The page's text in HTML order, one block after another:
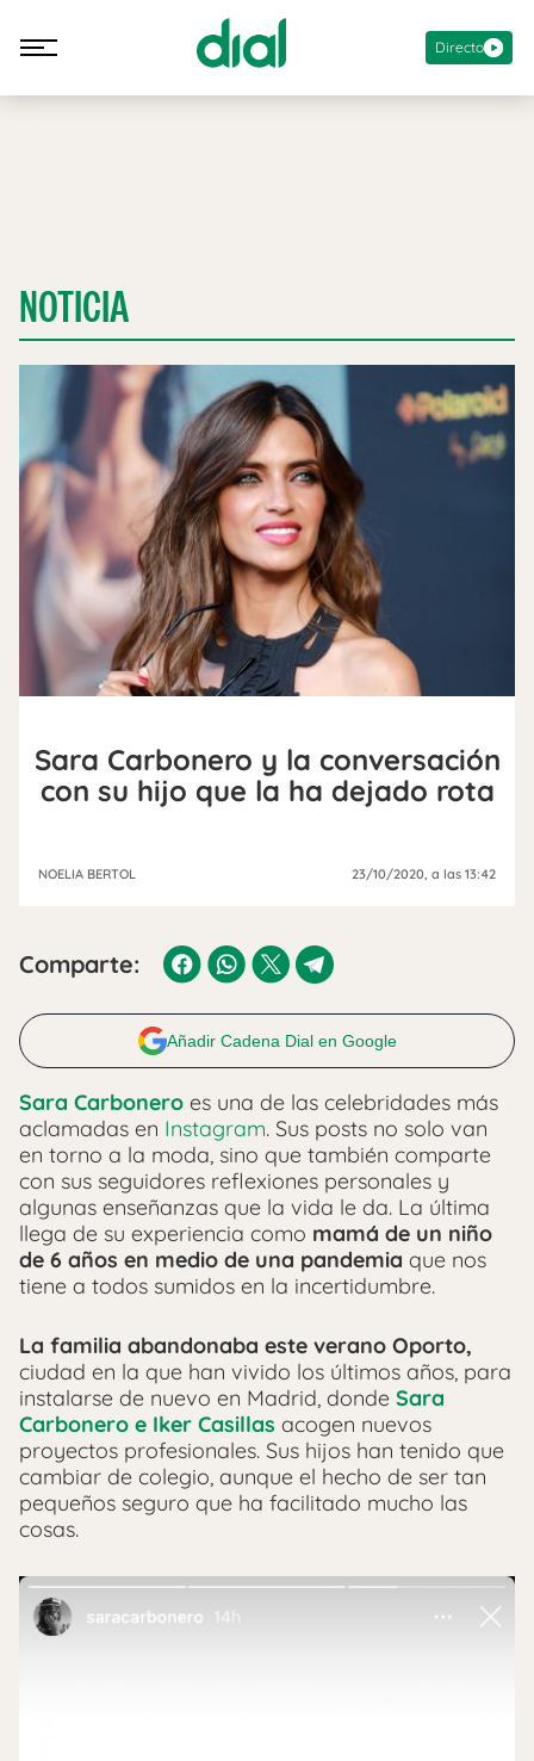
Directo
NOTICIA
Sara Carbonero y la conversación
con su hijo que la ha dejado rota
NOELIA BERTOL 23/10/2020 , a las 13:42
Comparte:
Añadir Cadena Dial en Google
Sara Carbonero es una de las celebridades más
aclamadas en Instagram. Sus posts no solo van
en torno a la moda, sino que también comparte
con sus seguidores reflexiones personales y
algunas enseñanzas que la vida le da. La última
llega de su experiencia como mamá de un niño
de 6 años en medio de una pandemia que nos
tiene a todos sumidos en la incertidumbre.
La familia abandonaba este verano Oporto,
ciudad en la que han vivido los últimos años, para
instalarse de nuevo en Madrid, donde Sara
Carbonero e Iker Casillas acogen nuevos
proyectos profesionales. Sus hijos han tenido que
cambiar de colegio, aunque el hecho de ser tan
pequeños seguro que ha facilitado mucho las
cosas.